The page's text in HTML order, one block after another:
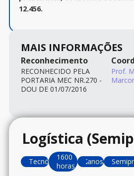
12.456.
MAIS INFORMAÇÕES
Reconhecimento
RECONHECIDO PELA
PORTARIA MEC NR.270 -
DOU DE 01/07/2016
Prof.
Logística
Tecnólogo1600
horas
2anos